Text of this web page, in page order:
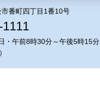
番町四丁目1番10号
1111
・午前8時30分～午後5時15分